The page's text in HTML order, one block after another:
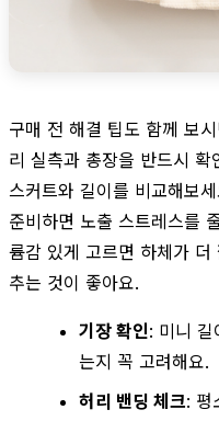
구매 전 해결 팁도 함께 보
리 실측과 총장을 반드시 확
스커트와 길이를 비교해보
준비하면 노출 스트레스를
륨감 있게 고르면 하체가
추는 것이 좋아요.
기장 확인: 미니
는지 꼭 고려해요.
허리 밴딩 체크: 평